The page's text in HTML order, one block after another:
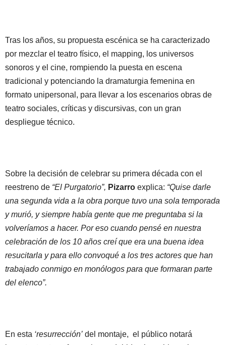
Tras los años, su propuesta escénica se ha caracterizado
por mezclar el teatro físico, el mapping, los universos
sonoros y el cine, rompiendo la puesta en escena
tradicional y potenciando la dramaturgia femenina en
formato unipersonal, para llevar a los escenarios obras de
teatro sociales, críticas y discursivas, con un gran
despliegue técnico.
Sobre la decisión de celebrar su primera década con el
reestreno de “El Purgatorio”, Pizarro explica: “Quise darle
una segunda vida a la obra porque tuvo una sola temporada
y murió, y siempre había gente que me preguntaba si la
volveríamos a hacer. Por eso cuando pensé en nuestra
celebración de los 10 años creí que era una buena idea
resucitarla y para ello convoqué a los tres actores que han
trabajado conmigo en monólogos para que formaran parte
del elenco”.
En esta ‘resurrección’ del montaje, el público notará